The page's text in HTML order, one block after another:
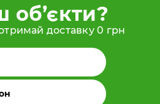
об’єкти?
доставку 0 грн